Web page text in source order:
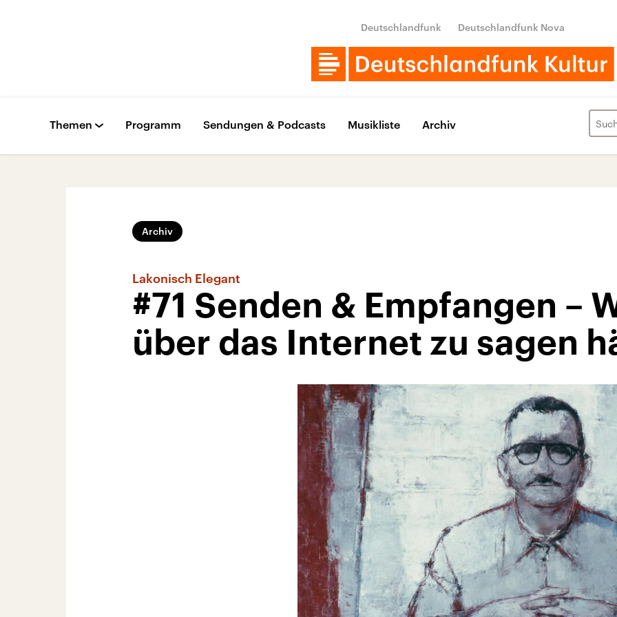
Deutschlandfunk Deutschlandfunk Nova
Themen Programm Sendungen & Podcasts Musikliste Archiv
Archiv
Lakonisch Elegant
#71 Senden & Empfangen –
über das Internet zu sagen